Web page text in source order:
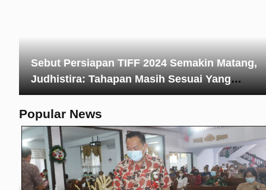
Popular News
Sebut Persiapan TIFF 2024 Semakin Matang,
Judhistira: Tahapan Masih Sesuai Yang
Diagendakan